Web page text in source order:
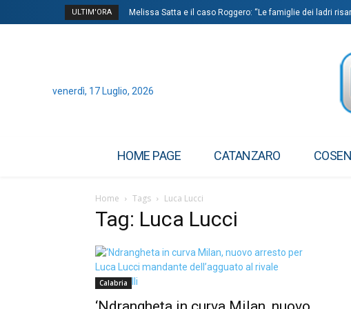
ULTIM'ORA Melissa Satta e il caso Roggero: “Le famiglie dei ladri
venerdì, 17 Luglio, 2026
HOME PAGE CATANZARO
Home Tags Luca Lucci
Tag: Luca Lucci
Calabria